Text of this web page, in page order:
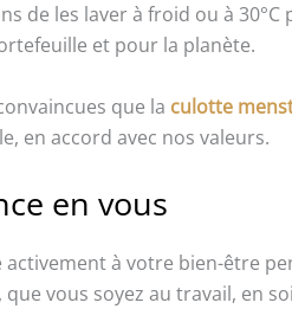
de les laver à froid ou à
et pour la planète.
que la culotte
en accord avec nos valeurs.
en vous
à votre bien-être
vous soyez au travail, en